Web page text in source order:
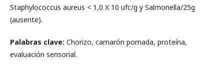
Staphylococcus aureus < 1,0 X 10 ufc/g y Salmonella/25g
(ausente).
Palabras clave: Chorizo, camarón pomada, proteína,
evaluación sensorial.